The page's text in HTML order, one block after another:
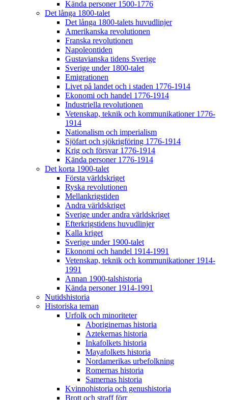
Kända personer 1500-1776
Det långa 1800-talet
Det långa 1800-talets huvudlinjer
Amerikanska revolutionen
Franska revolutionen
Napoleontiden
Gustavianska tidens Sverige
Sverige under 1800-talet
Emigrationen
Livet på landet och i staden 1776-1914
Ekonomi och handel 1776-1914
Industriella revolutionen
Vetenskap, teknik och kommunikationer 1776-
1914
Nationalism och imperialism
Sjöfart och sjökrigföring 1776-1914
Krig och försvar 1776-1914
Kända personer 1776-1914
Det korta 1900-talet
Första världskriget
Ryska revolutionen
Mellankrigstiden
Andra världskriget
Sverige under andra världskriget
Efterkrigstidens huvudlinjer
Kalla kriget
Sverige under 1900-talet
Ekonomi och handel 1914-1991
Vetenskap, teknik och kommunikationer 1914-
1991
Annan 1900-talshistoria
Kända personer 1914-1991
Nutidshistoria
Historiska teman
Urfolk och minoriteter
Aboriginernas historia
Aztekernas historia
Inkafolkets historia
Mayafolkets historia
Nordamerikas urbefolkning
Romernas historia
Samernas historia
Kvinnohistoria och genushistoria
Brott och straff förr